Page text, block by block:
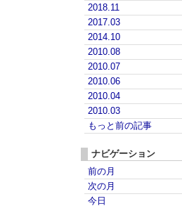
2018.11
2017.03
2014.10
2010.08
2010.07
2010.06
2010.04
2010.03
もっと前の記事
ナビゲーション
前の月
次の月
今日